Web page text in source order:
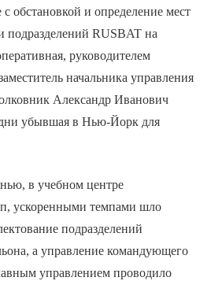
с обстановкой и определение мест
подразделений RUSBAT на
руководителем
начальника управления
Александр Иванович
убывшая в Нью-Йорк для
в учебном центре
ускоренными темпами шло
подразделений
а управление командующего
управлением проводило